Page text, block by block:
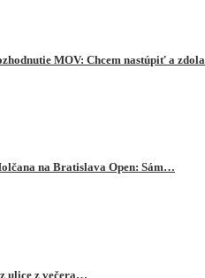
MOV: Chcem nastúpiť a
na Bratislava Open: Sám…
ulice z večera…